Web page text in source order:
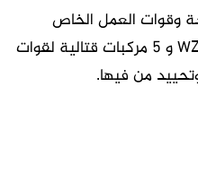
وقوات العمل الخاص
تمكنت من تدمير مدرعة WZ-523 و 5 مركبات قتالية لقوات
من فيها.